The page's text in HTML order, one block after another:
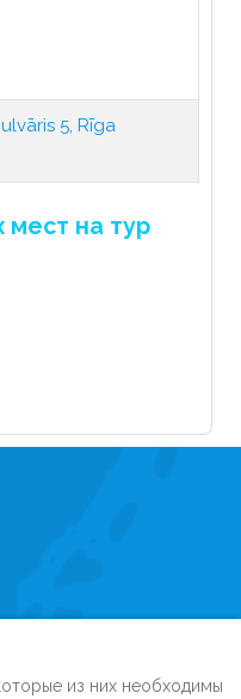
5, Rīga
мест на тур
из них необходимы